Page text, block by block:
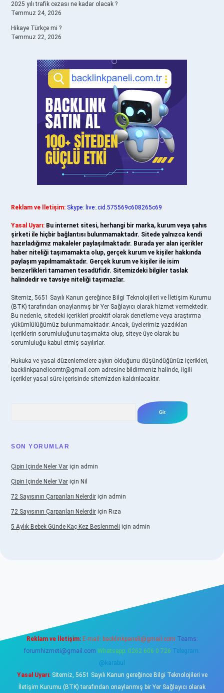
2025 yılı trafik cezası ne kadar olacak ?
Temmuz 24, 2026
Hikaye Türkçe mi ?
Temmuz 22, 2026
Reklam ve İletişim: Skype: live:.cid.575569c608265c69
Yasal Uyarı: Bu internet sitesi, herhangi bir marka, kurum veya şahıs
şirketi ile hiçbir bağlantısı bulunmamaktadır. Sitede yalnızca kendi
hazırladığımız makaleler paylaşılmaktadır. Burada yer alan içerikler
haber niteliği taşımamakta olup, gerçek kurum ve kişiler hakkında
paylaşım yapılmamaktadır. Gerçek kurum ve kişiler ile isim
benzerlikleri tamamen tesadüfidir. Sitemizdeki bilgiler taslak
halindedir ve tavsiye niteliği taşımazlar.
Sitemiz, 5651 Sayılı Kanun gereğince Bilgi Teknolojileri ve İletişim Kurumu
(BTK) tarafından onaylanmış bir Yer Sağlayıcı olarak hizmet vermektedir.
Bu nedenle, sitedeki içerikleri proaktif olarak denetleme veya araştırma
yükümlülüğümüz bulunmamaktadır. Ancak, üyelerimiz yazdıkları
içeriklerin sorumluluğunu taşımakta olup, siteye üye olarak bu
sorumluluğu kabul etmiş sayılırlar.
Hukuka ve yasal düzenlemelere aykırı olduğunu düşündüğünüz içerikleri,
backlinkpanelicomtr@gmail.com adresine bildirmeniz halinde, ilgili
içerikler yasal süre içerisinde sitemizden kaldırılacaktır.
SON YORUMLAR
Çipin Içinde Neler Var için admin
Çipin Içinde Neler Var için Nil
72 Sayısının Çarpanları Nelerdir için admin
72 Sayısının Çarpanları Nelerdir için Rıza
5 Aylık Bebek Günde Kaç Kez Beslenmeli için admin
Reklam ve İletişim: E-mail: backlinkpaneli@gmail.com Teams:
forumhizmeti@gmail.com Whatsapp: 0262 606 0 726 Telegram:
@karabul
Yasal Uyarı:Sitemiz, 5651 Sayılı Kanun gereğince Bilgi Teknolojileri ve
İletişim Kurumu (BTK) tarafından onaylanmış bir Yer Sağlayıcı olarak